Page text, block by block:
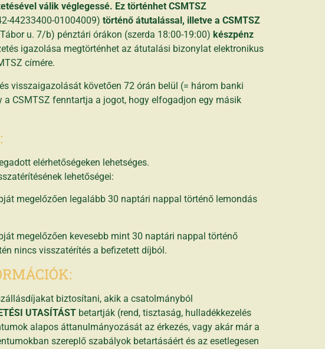
válik véglegessé. Ez történhet CSMTSZ
44233400-01004009) történő átutalással, illetve a CSMTSZ
u. 7/b) pénztári órákon (szerda 18:00-19:00) készpénz
igazolása megtörténhet az átutalási bizonylat elektronikus
címére.
visszaigazolását követően 72 órán belül (= három banki
a CSMTSZ fenntartja a jogot, hogy elfogadjon egy másik
elérhetőségeken lehetséges.
lehetőségei:
megelőzően legalább 30 naptári nappal történő lemondás
megelőzően kevesebb mint 30 naptári nappal történő
nincs visszatérítés a befizetett díjból.
biztosítani, akik a csatolmányból
UTASÍTÁST betartják (rend, tisztaság, hulladékkezelés
alapos áttanulmányozását az érkezés, vagy akár már a
szereplő szabályok betartásáért és az esetlegesen